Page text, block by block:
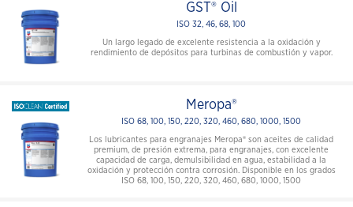
GST® Oil
ISO 32, 46, 68, 100
Un largo legado de excelente resistencia a la oxidación y
rendimiento de depósitos para turbinas de combustión y vapor.
Meropa®
ISO 68, 100, 150, 220, 320, 460, 680, 1000, 1500
Los lubricantes para engranajes Meropa® son aceites de calidad
premium, de presión extrema, para engranajes, con excelente
capacidad de carga, demulsibilidad en agua, estabilidad a la
oxidación y protección contra corrosión. Disponible en los grados
ISO 68, 100, 150, 220, 320, 460, 680, 1000, 1500